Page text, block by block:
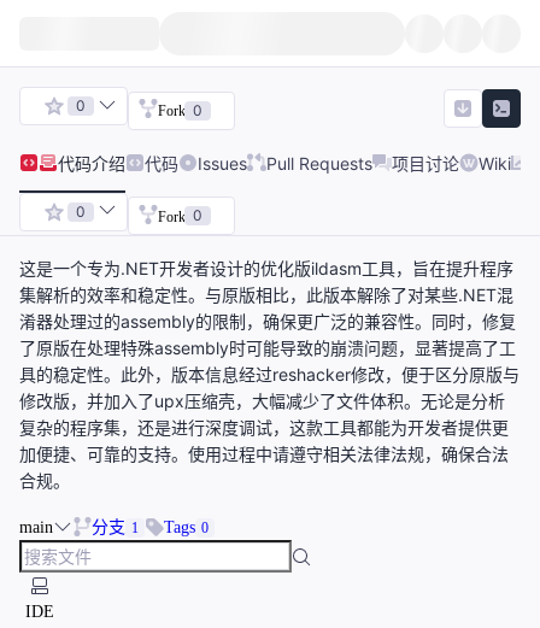
0 Fork 0
代码介绍 代码 Issues Pull Requests 项目讨论 Wiki
0 Fork 0
这是一个专为.NET开发者设计的优化版ildasm工具，旨在提升程序
集解析的效率和稳定性。与原版相比，此版本解除了对某些.NET混
淆器处理过的assembly的限制，确保更广泛的兼容性。同时，修复
了原版在处理特殊assembly时可能导致的崩溃问题，显著提高了工
具的稳定性。此外，版本信息经过reshacker修改，便于区分原版与
修改版，并加入了upx压缩壳，大幅减少了文件体积。无论是分析
复杂的程序集，还是进行深度调试，这款工具都能为开发者提供更
加便捷、可靠的支持。使用过程中请遵守相关法律法规，确保合法
合规。
main 分支 1 Tags 0
IDE